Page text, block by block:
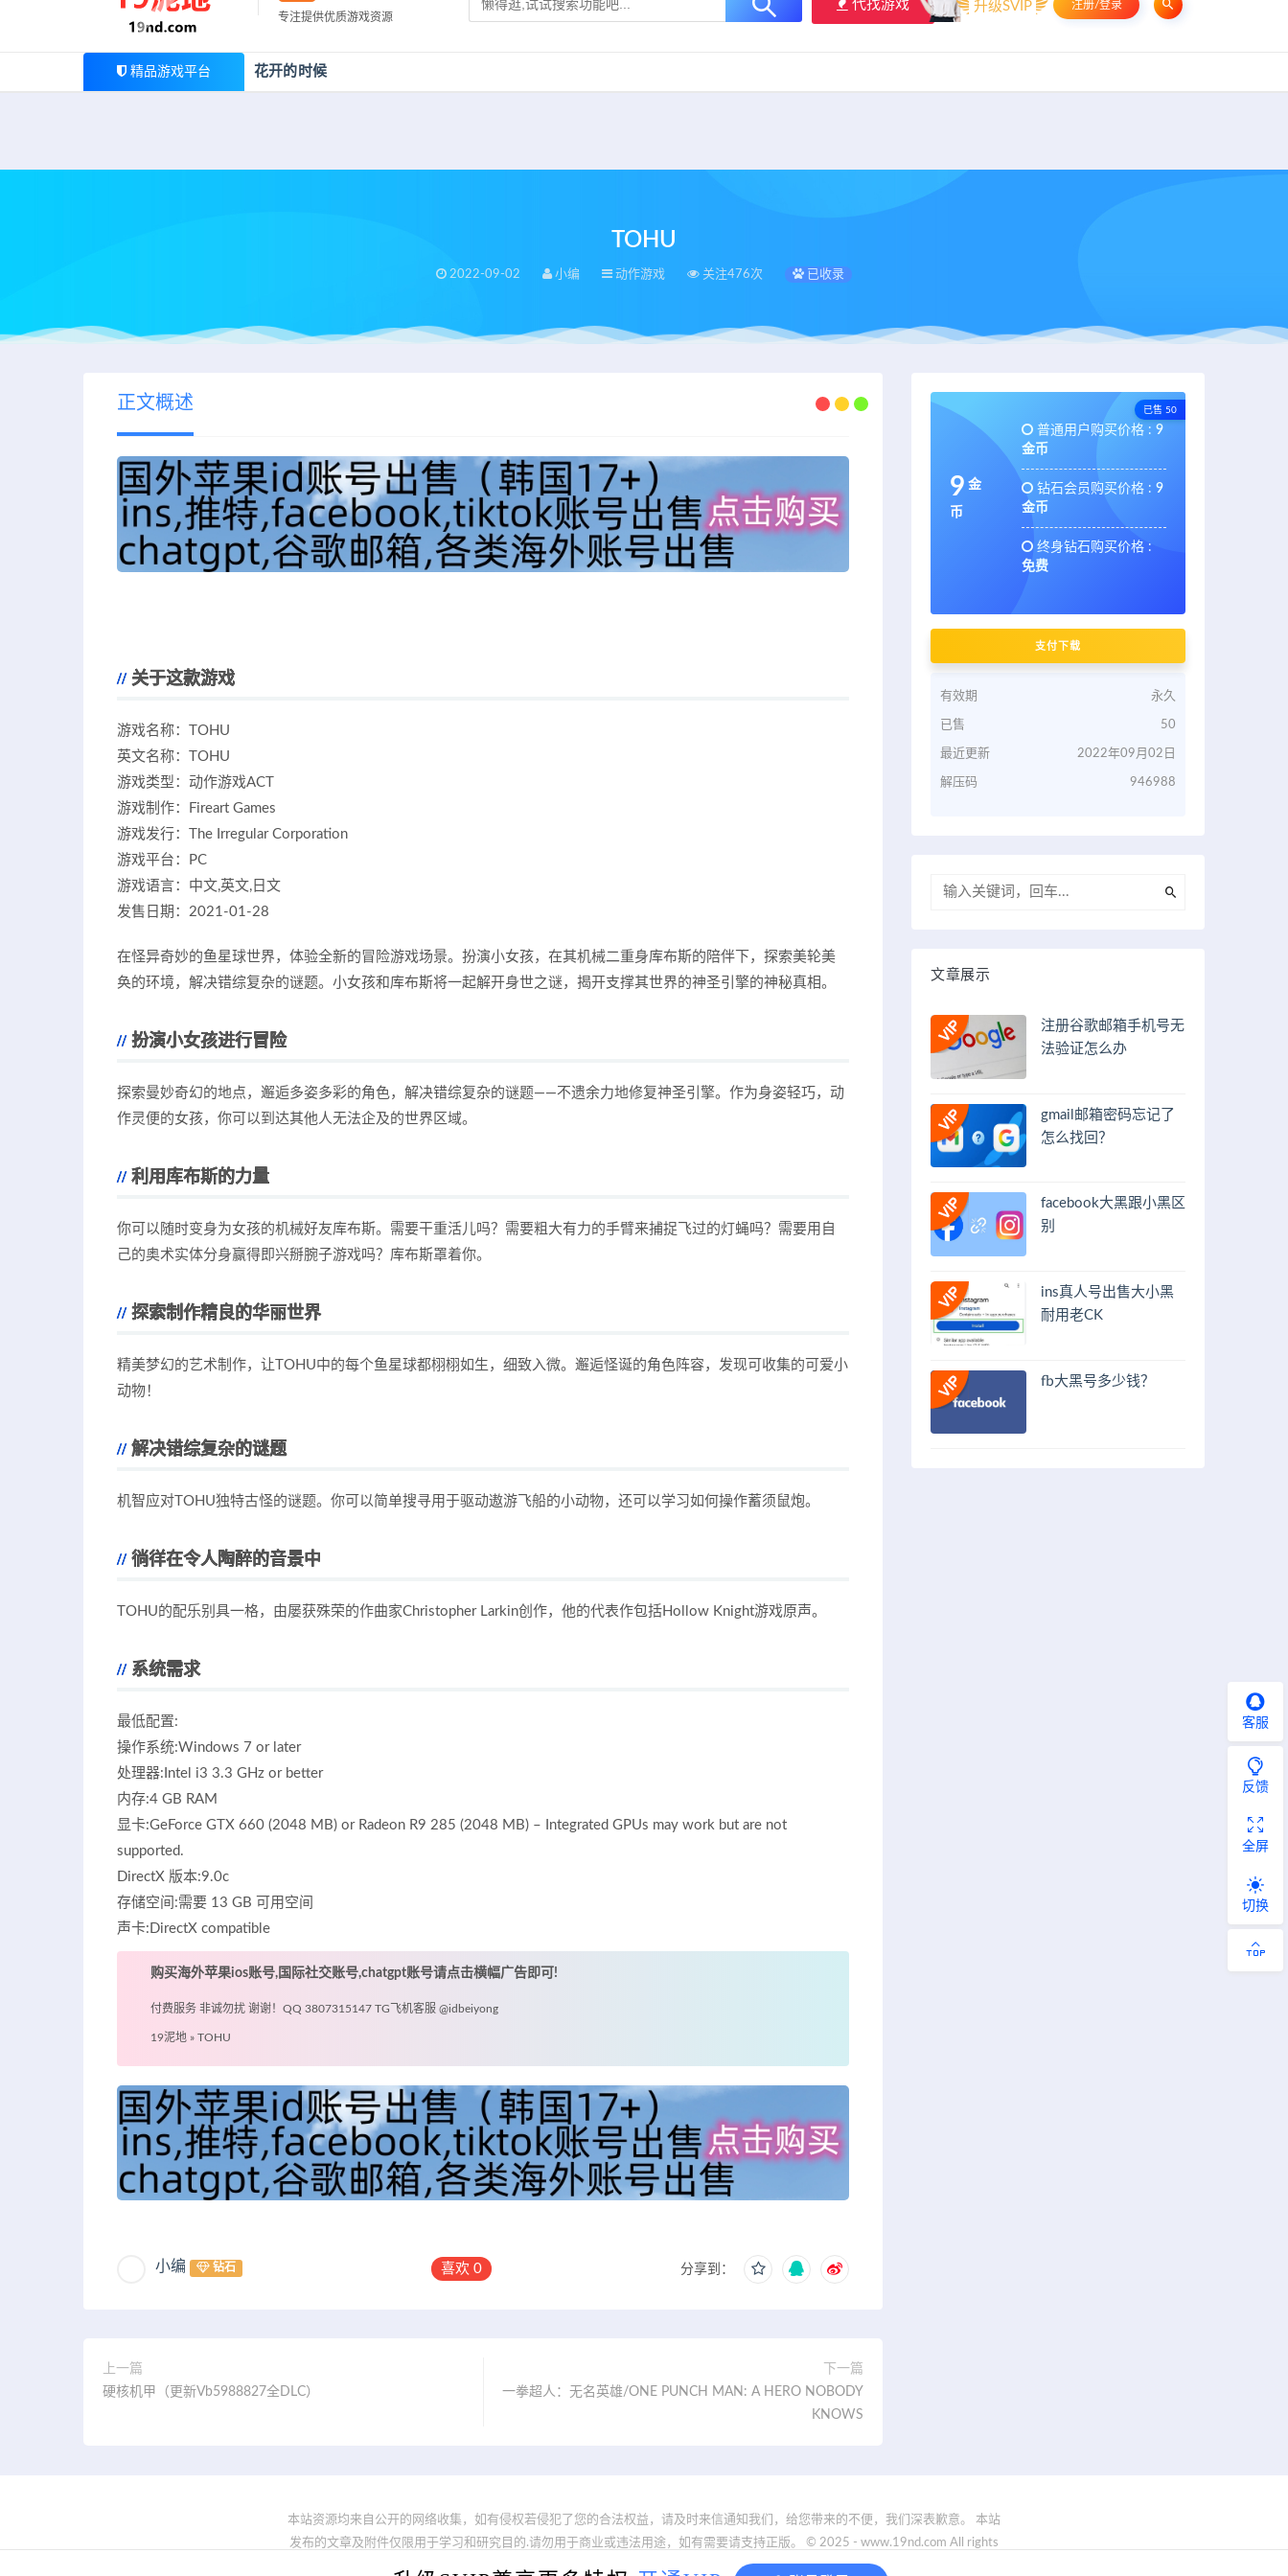
欢迎您光临19泥地，本站一家大型游戏资源整合站，为广大用户提供最新、最优质的资源下载！ 热门标签 资源专题 资源存档
专注提供优质游戏资源
代找游戏 升级SVIP 注册/登录
精品游戏平台 花开的时候
TOHU
2022-09-02 小编 动作游戏 关注476次 已收录
正文概述
关于这款游戏
游戏名称：TOHU
英文名称：TOHU
游戏类型：动作游戏ACT
游戏制作：Fireart Games
游戏发行：The Irregular Corporation
游戏平台：PC
游戏语言：中文,英文,日文
发售日期：2021-01-28
在怪异奇妙的鱼星球世界，体验全新的冒险游戏场景。扮演小女孩，在其机械二重身库布斯的陪伴下，探索美轮美
奂的环境，解决错综复杂的谜题。小女孩和库布斯将一起解开身世之谜，揭开支撑其世界的神圣引擎的神秘真相。
扮演小女孩进行冒险
探索曼妙奇幻的地点，邂逅多姿多彩的角色，解决错综复杂的谜题——不遗余力地修复神圣引擎。作为身姿轻巧，动
作灵便的女孩，你可以到达其他人无法企及的世界区域。
利用库布斯的力量
你可以随时变身为女孩的机械好友库布斯。需要干重活儿吗？需要粗大有力的手臂来捕捉飞过的灯蝇吗？需要用自
己的奥术实体分身赢得即兴掰腕子游戏吗？库布斯罩着你。
探索制作精良的华丽世界
精美梦幻的艺术制作，让TOHU中的每个鱼星球都栩栩如生，细致入微。邂逅怪诞的角色阵容，发现可收集的可爱小
动物！
解决错综复杂的谜题
机智应对TOHU独特古怪的谜题。你可以简单搜寻用于驱动遨游飞船的小动物，还可以学习如何操作蓄须鼠炮。
徜徉在令人陶醉的音景中
TOHU的配乐别具一格，由屡获殊荣的作曲家Christopher Larkin创作，他的代表作包括Hollow Knight游戏原声。
系统需求
最低配置:
操作系统:Windows 7 or later
处理器:Intel i3 3.3 GHz or better
内存:4 GB RAM
显卡:GeForce GTX 660 (2048 MB) or Radeon R9 285 (2048 MB) – Integrated GPUs may work but are not
supported.
DirectX 版本:9.0c
存储空间:需要 13 GB 可用空间
声卡:DirectX compatible
购买海外苹果ios账号,国际社交账号,chatgpt账号请点击横幅广告即可!
付费服务 非诚勿扰 谢谢！QQ 3807315147 TG飞机客服 @idbeiyong
19泥地 » TOHU
小编 钻石 喜欢0 分享到：
上一篇
硬核机甲（更新Vb5988827全DLC）
下一篇
一拳超人：无名英雄/ONE PUNCH MAN: A HERO NOBODY
KNOWS
已售 50
9 金
币
普通用户购买价格 : 9
金币
钻石会员购买价格 : 9
金币
终身钻石购买价格 :
免费
支付下载
有效期 永久
已售 50
最近更新 2022年09月02日
解压码 946988
文章展示
注册谷歌邮箱手机号无
法验证怎么办
gmail邮箱密码忘记了
怎么找回？
facebook大黑跟小黑区
别
ins真人号出售大小黑
耐用老CK
fb大黑号多少钱？
本站资源均来自公开的网络收集，如有侵权若侵犯了您的合法权益，请及时来信通知我们，给您带来的不便，我们深表歉意。 本站
发布的文章及附件仅限用于学习和研究目的.请勿用于商业或违法用途，如有需要请支持正版。 © 2025 - www.19nd.com All rights
闽ICP备2024081646号-1
客服
反馈
全屏
切换